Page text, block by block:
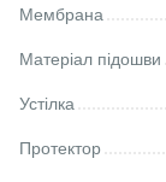
Мембрана
Матеріал підошви
Устілка
Протектор